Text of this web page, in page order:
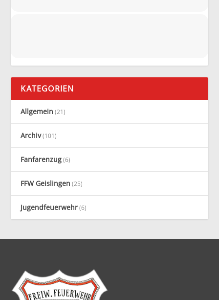
KATEGORIEN
Allgemein (21)
Archiv(101)
Fanfarenzug(6)
FFW Geislingen (25)
Jugendfeuerwehr(6)